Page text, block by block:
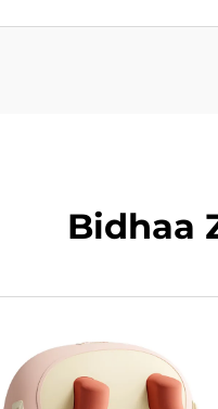
Bidhaa